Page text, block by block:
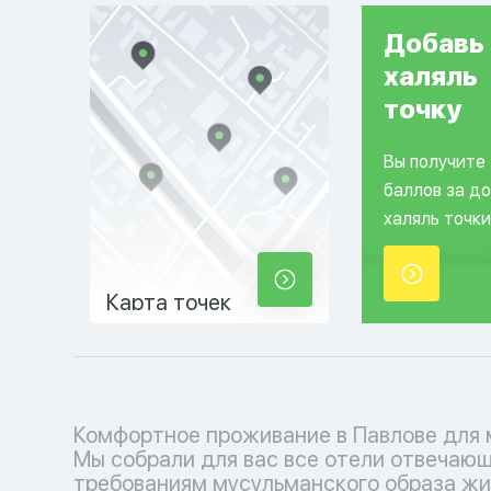
Карта точек
Добавь
халяль
точку
Вы получите
баллов за
халяль
Комфортное проживание в Павлове для
Мы собрали для вас все отели
требованиям мусульманского образа
молельными залами. Забронируйте
место прямо сейчас на нашем удобном
наслаждайтесь проживанием в